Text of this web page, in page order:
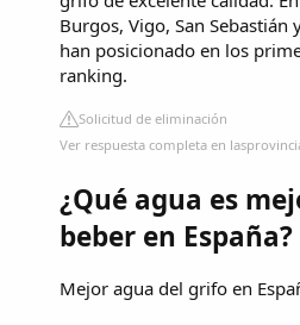
Burgos, Vigo, San Sebastián
han posicionado en los
ranking.
Solicitud de eliminación
Ver respuesta completa en
¿Qué agua es
beber en España?
Mejor agua del grifo en